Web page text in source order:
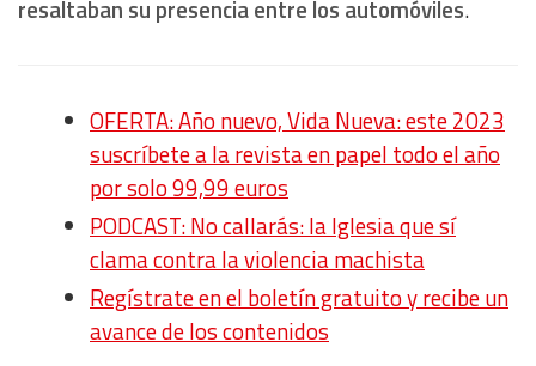
resaltaban su presencia entre los automóviles.
OFERTA: Año nuevo, Vida Nueva: este 2023
suscríbete a la revista en papel todo el año
por solo 99,99 euros
PODCAST: No callarás: la Iglesia que sí
clama contra la violencia machista
Regístrate en el boletín gratuito y recibe un
avance de los contenidos